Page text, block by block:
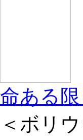
命ある限
＜ボリ